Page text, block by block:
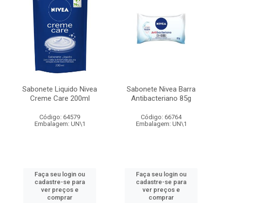
Sabonete Liquido Nivea
Creme Care 200ml
Código: 64579
Embalagem: UN\1
Faça seu login ou
cadastre-se para
ver preços e
comprar
Sabonete Nivea Barra
Antibacteriano 85g
Código: 66764
Embalagem: UN\1
Faça seu login ou
cadastre-se para
ver preços e
comprar